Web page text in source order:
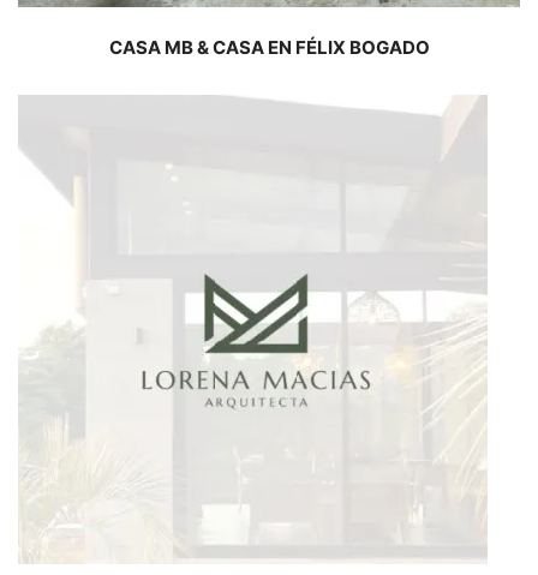
CASA MB & CASA EN FÉLIX BOGADO